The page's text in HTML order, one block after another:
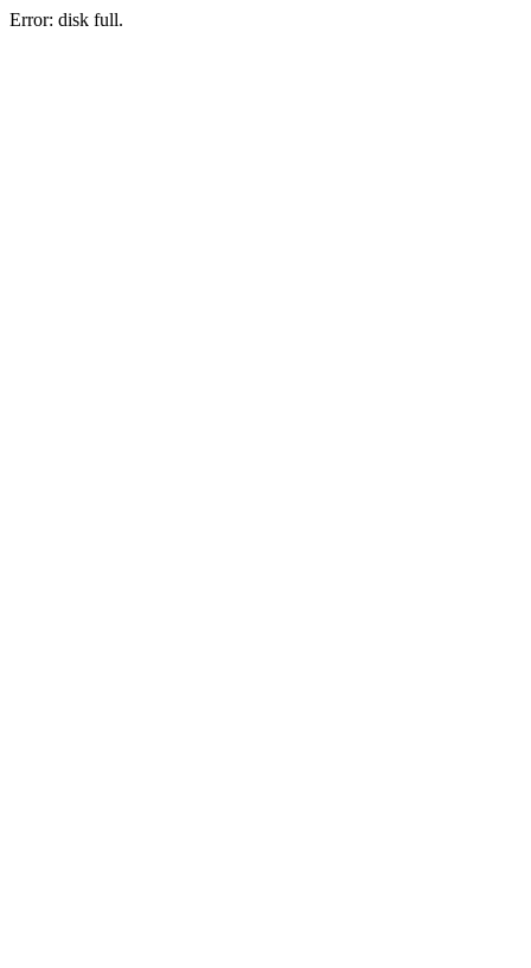
Error: disk full.